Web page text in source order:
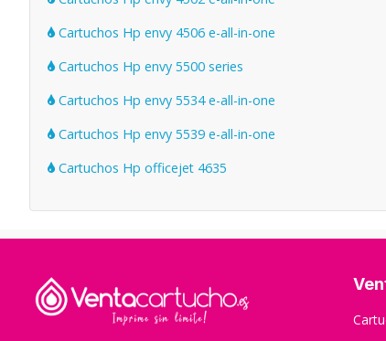
Cartuchos Hp envy 4506 e-all-in-one
Cartuchos Hp envy 5500 series
Cartuchos Hp envy 5534 e-all-in-one
Cartuchos Hp envy 5539 e-all-in-one
Cartuchos Hp officejet 4635